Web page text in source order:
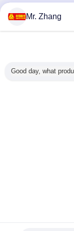
Mr. Zhang
Good day, what